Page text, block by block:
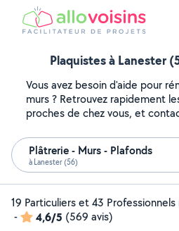
Plaquistes à Lanester
Vous avez besoin d'aide pour
murs ? Retrouvez rapidement
proches de chez vous, et
Plâtrerie - Murs - Plafonds
à Lanester (56)
19 Particuliers et 43
-
4,6/5 (569 avis)